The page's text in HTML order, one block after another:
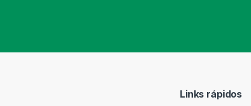
Links rápidos